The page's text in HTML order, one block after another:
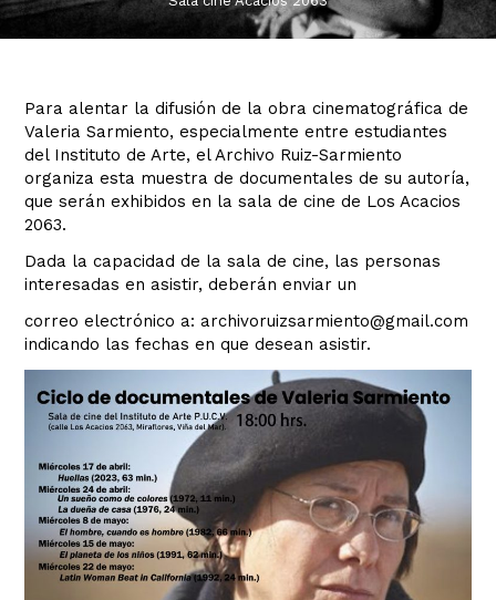
Para alentar la difusión de la obra cinematográfica de
Valeria Sarmiento, especialmente entre estudiantes
del Instituto de Arte, el Archivo Ruiz-Sarmiento
organiza esta muestra de documentales de su autoría,
que serán exhibidos en la sala de cine de Los Acacios
2063.
Dada la capacidad de la sala de cine, las personas
interesadas en asistir, deberán enviar un
correo electrónico a: archivoruizsarmiento@gmail.com
indicando las fechas en que desean asistir.